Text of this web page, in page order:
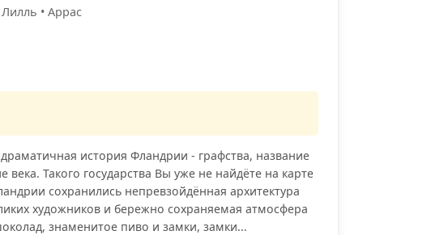
• Аррас
история Фландрии - графства, название
века. Такого государства Вы уже не найдёте на карте
сохранились непревзойдённая архитектура
художников и бережно сохраняемая атмосфера
знаменитое пиво и замки, замки...